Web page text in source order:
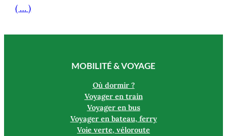
( … )
MOBILITÉ & VOYAGE
Où dormir ?
Voyager en train
Voyager en bus
Voyager en bateau, ferry
Voie verte, véloroute